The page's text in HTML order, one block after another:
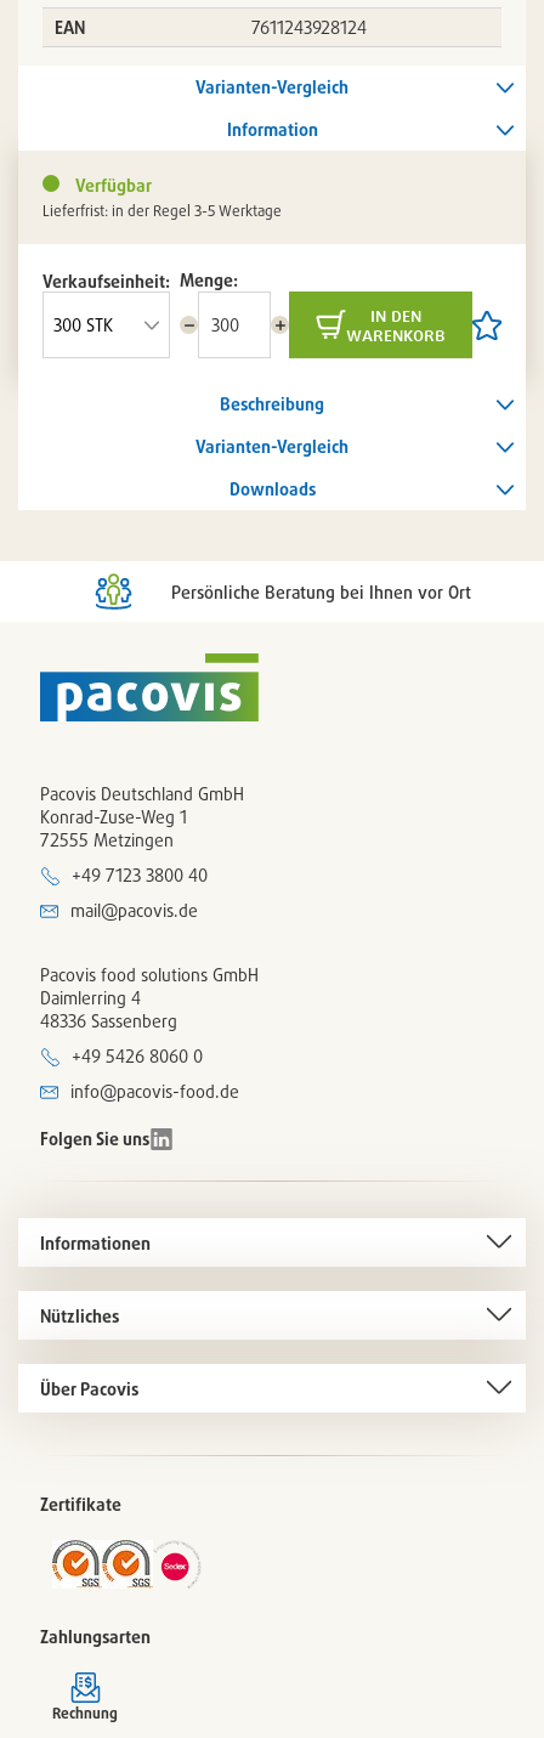
EAN
7611243928124
Varianten-Vergleich
Information
Verfügbar
Lieferfrist: in der Regel 3-5 Werktage
Verkaufseinheit: Menge:
Menge
Menge
in den
warenkorb
Artikel
setzen
Beschreibung
Varianten-Vergleich
Downloads
Persönliche Beratung bei Ihnen vor Ort
Pacovis Deutschland GmbH
Konrad-Zuse-Weg 1
72555 Metzingen
+49 7123 3800 40
mail@pacovis.de
Pacovis food solutions GmbH
Daimlerring 4
48336 Sassenberg
+49 5426 8060 0
info@pacovis-food.de
Folgen Sie uns
Informationen
Nützliches
Über Pacovis
Zertifikate
Zahlungsarten
Rechnung